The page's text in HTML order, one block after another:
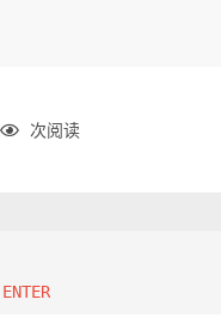
次阅读
ENTER